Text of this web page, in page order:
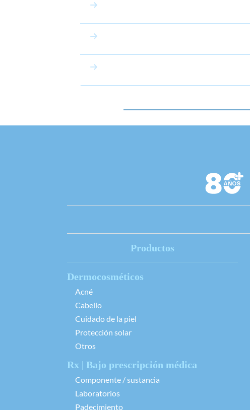
Productos
Dermocosméticos
Acné
Cabello
Cuidado de la piel
Protección solar
Otros
Rx | Bajo prescripción médica
Componente / sustancia
Laboratorios
Padecimiento